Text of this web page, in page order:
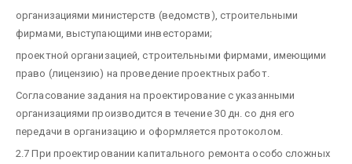
организациями министерств (ведомств), строительными
фирмами, выступающими инвесторами;
проектной организацией, строительными фирмами, имеющими
право (лицензию) на проведение проектных работ.
Согласование задания на проектирование с указанными
организациями производится в течение 30 дн. со дня его
передачи в организацию и оформляется протоколом.
2.7 При проектировании капитального ремонта особо сложных